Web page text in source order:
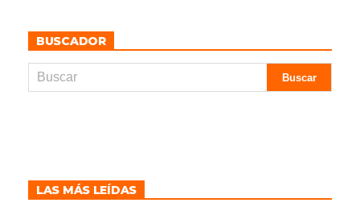
BUSCADOR
LAS MÁS LEÍDAS